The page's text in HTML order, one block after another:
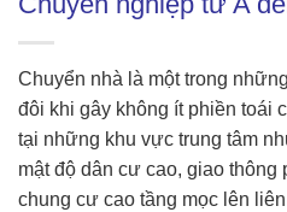
Chuyển nhà là một trong
đôi khi gây không ít phiền toái
tại những khu vực trung tâm
mật độ dân cư cao, giao thông
chung cư cao tầng mọc lên